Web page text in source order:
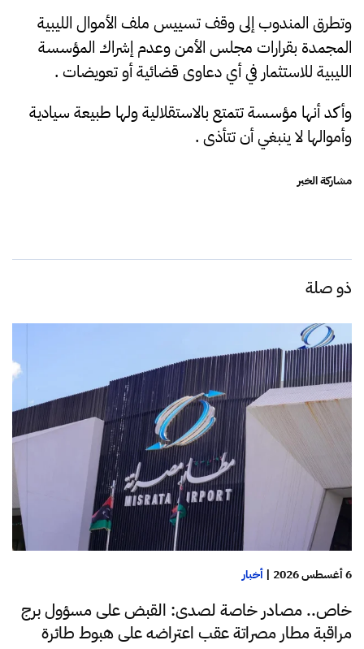
وتطرق المندوب إلى وقف تسييس ملف الأموال الليبية
المجمدة بقرارات مجلس الأمن وعدم إشراك المؤسسة
الليبية للاستثمار في أي دعاوى قضائية أو تعويضات .
وأكد أنها مؤسسة تتمتع بالاستقلالية ولها طبيعة سيادية
وأموالها لا ينبغي أن تتأذى .
مشاركة الخبر
ذو صلة
6 أغسطس 2026 | أخبار
خاص.. مصادر خاصة لصدى: القبض على مسؤول برج
مراقبة مطار مصراتة عقب اعتراضه على هبوط طائرة